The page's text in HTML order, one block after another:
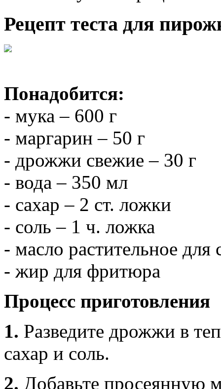
Рецепт теста для
Понадобится:
- мука – 600 г
- маргарин – 50 г
- дрожжи свежие – 30 г
- вода – 350 мл
- сахар – 2 ст. ложки
- соль – 1 ч. ложка
- масло растительное для
- жир для фритюра
Процесс приготовления
1. Разведите дрожжи в
сахар и соль.
2. Добавьте просеянную